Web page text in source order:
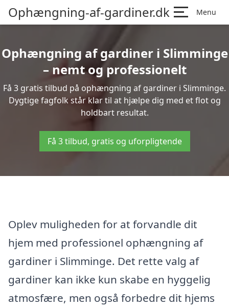
Ophængning-af-gardiner.dk Menu
Ophængning af gardiner i Slimminge
– nemt og professionelt
Få 3 gratis tilbud på ophængning af gardiner i Slimminge.
Dygtige fagfolk står klar til at hjælpe dig med et flot og
holdbart resultat.
Få 3 tilbud, gratis og uforpligtende
Oplev muligheden for at forvandle dit
hjem med professionel ophængning af
gardiner i Slimminge. Det rette valg af
gardiner kan ikke kun skabe en hyggelig
atmosfære, men også forbedre dit hjems